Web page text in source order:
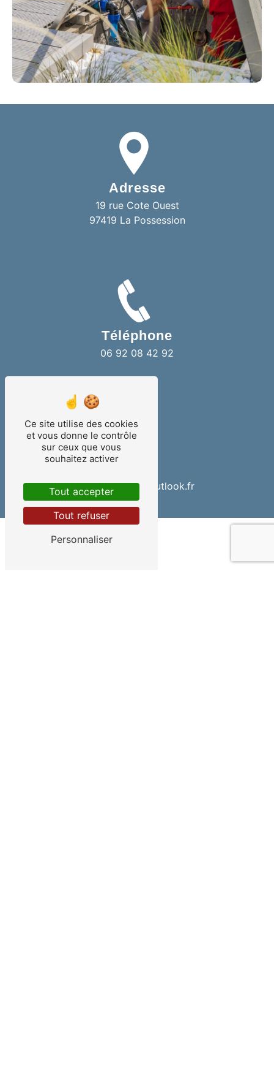
Adresse
19 rue Cote Ouest
97419 La Possession
Téléphone
06 92 08 42 92
teampiscines@outlook.fr
Ce site utilise des cookies
et vous donne le contrôle
sur ceux que vous
souhaitez activer
Tout accepter
Tout refuser
Personnaliser